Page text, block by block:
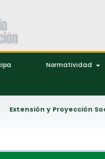
Normatividad
Extensión y Proyección